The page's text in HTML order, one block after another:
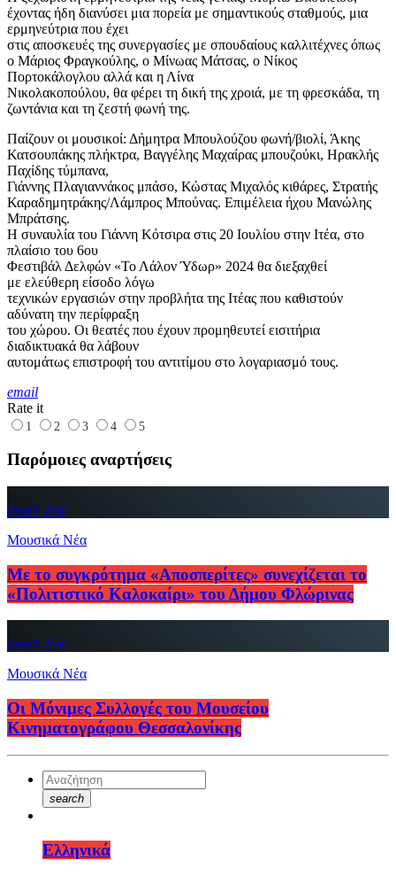
έχοντας ήδη διανύσει μια πορεία με σημαντικούς σταθμούς, μια
ερμηνεύτρια που έχει
στις αποσκευές της συνεργασίες με σπουδαίους καλλιτέχνες όπως
ο Μάριος Φραγκούλης, ο Μίνωας Μάτσας, ο Νίκος
Πορτοκάλογλου αλλά και η Λίνα
Νικολακοπούλου, θα φέρει τη δική της χροιά, με τη φρεσκάδα, τη
ζωντάνια και τη ζεστή φωνή της.
Παίζουν οι μουσικοί: Δήμητρα Μπουλούζου φωνή/βιολί, Άκης
Κατσουπάκης πλήκτρα, Βαγγέλης Μαχαίρας μπουζούκι, Hρακλής
Παχίδης τύμπανα,
Γιάννης Πλαγιαννάκος μπάσο, Κώστας Μιχαλός κιθάρες, Στρατής
Καραδημητράκης/Λάμπρος Μπούνας. Επιμέλεια ήχου Μανώλης
Μπράτσης.
H συναυλία του Γιάννη Κότσιρα στις 20 Ιουλίου στην Ιτέα, στο
πλαίσιο του 6ου
Φεστιβάλ Δελφών «Το Λάλον Ύδωρ» 2024 θα διεξαχθεί
με ελεύθερη είσοδο λόγω
τεχνικών εργασιών στην προβλήτα της Ιτέας που καθιστούν
αδύνατη την περίφραξη
του χώρου. Οι θεατές που έχουν προμηθευτεί εισιτήρια
διαδικτυακά θα λάβουν
αυτομάτως επιστροφή του αντιτίμου στο λογαριασμό τους.
email
Rate it
1 2 3 4 5
Παρόμοιες αναρτήσεις
insert_link
Μουσικά Νέα
Με το συγκρότημα «Αποσπερίτες» συνεχίζεται το
«Πολιτιστικό Καλοκαίρι» του Δήμου Φλώρινας
insert_link
Μουσικά Νέα
Οι Μόνιμες Συλλογές του Μουσείου
Κινηματογράφου Θεσσαλονίκης
search
Ελληνικά